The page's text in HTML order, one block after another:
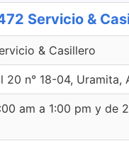
Servicio &
& Casillero
20 n° 18-04, Uramita,
am a 1:00 pm y de